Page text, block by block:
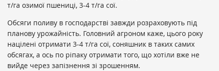
т/га озимої пшениці, 3-4 т/га сої.
Обсяги поливу в господарстві завжди розраховують під
планову урожайність. Головний агроном каже, цього року
націлені отримати 3-4 т/га сої, соняшник в таких самих
обсягах, а ось по ріпаку отримати того, що хотіли вже не
вийде через запізнення зі зрошенням.